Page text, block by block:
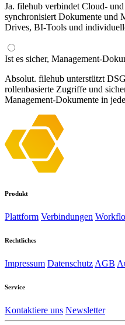
Ja. filehub verbindet Cloud-
synchronisiert Dokumente und
Drives, BI-Tools und
Ist es sicher, Management-
Absolut. filehub unterstützt
rollenbasierte Zugriffe und
Management-Dokumente in
Produkt
Plattform Verbindungen
Rechtliches
Impressum Datenschutz AGB
Service
Kontaktiere uns Newsletter